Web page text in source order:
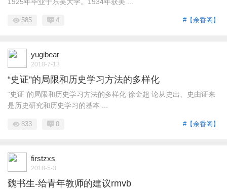
#【余香阁】
585 4
yugibear
2018-7-13
“史证”的局限和历史学习方法的多样化
“史证”的局限和历史学习方法的多样化 徐金超 论从史出、史由证来
是历史研究和历史学习的基本 ...
#【余香阁】
833 0
firstzxs
2018-5-3
魏书生-给青年教师的建议rmvb